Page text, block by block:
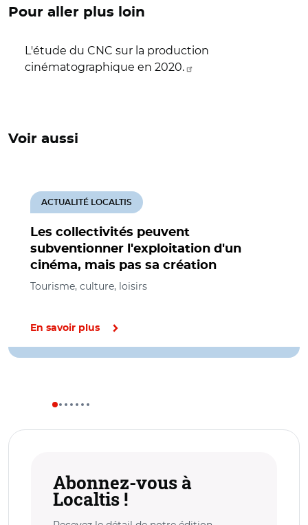
Pour aller plus loin
L'étude du CNC sur la production
cinématographique en 2020.
Voir aussi
Les collectivités peuvent
subventionner l'exploitation d'un
cinéma, mais pas sa création
ACTUALITÉ LOCALTIS
Tourisme, culture, loisirs
En savoir plus
Abonnez-vous à
Localtis !